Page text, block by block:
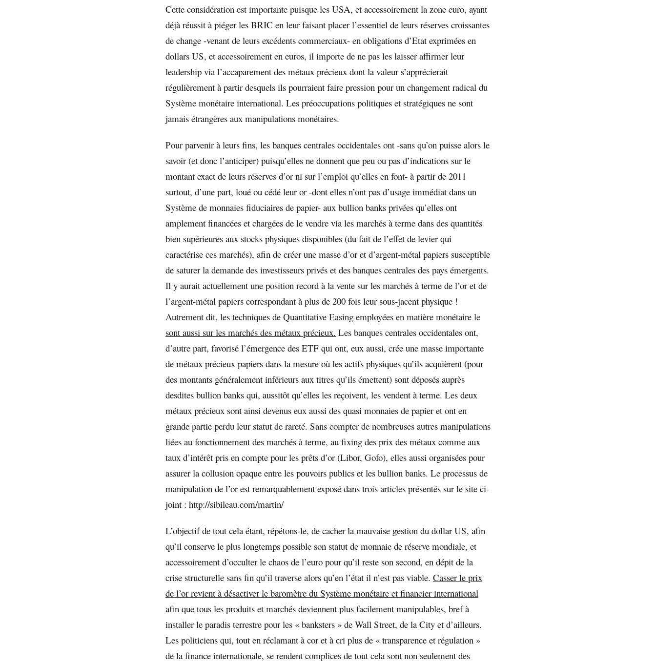
Cette considération est importante puisque les USA, et accessoirement la zone euro, ayant
déjà réussit à piéger les BRIC en leur faisant placer l’essentiel de leurs réserves croissantes
de change -venant de leurs excédents commerciaux- en obligations d’Etat exprimées en
dollars US, et accessoirement en euros, il importe de ne pas les laisser affirmer leur
leadership via l’accaparement des métaux précieux dont la valeur s’apprécierait
régulièrement à partir desquels ils pourraient faire pression pour un changement radical du
Système monétaire international. Les préoccupations politiques et stratégiques ne sont
jamais étrangères aux manipulations monétaires.
Pour parvenir à leurs fins, les banques centrales occidentales ont -sans qu’on puisse alors le
savoir (et donc l’anticiper) puisqu’elles ne donnent que peu ou pas d’indications sur le
montant exact de leurs réserves d’or ni sur l’emploi qu’elles en font- à partir de 2011
surtout, d’une part, loué ou cédé leur or -dont elles n’ont pas d’usage immédiat dans un
Système de monnaies fiduciaires de papier- aux bullion banks privées qu’elles ont
amplement financées et chargées de le vendre via les marchés à terme dans des quantités
bien supérieures aux stocks physiques disponibles (du fait de l’effet de levier qui
caractérise ces marchés), afin de créer une masse d’or et d’argent-métal papiers susceptible
de saturer la demande des investisseurs privés et des banques centrales des pays émergents.
Il y aurait actuellement une position record à la vente sur les marchés à terme de l’or et de
l’argent-métal papiers correspondant à plus de 200 fois leur sous-jacent physique !
Autrement dit, les techniques de Quantitative Easing employées en matière monétaire le
sont aussi sur les marchés des métaux précieux. Les banques centrales occidentales ont,
d’autre part, favorisé l’émergence des ETF qui ont, eux aussi, crée une masse importante
de métaux précieux papiers dans la mesure où les actifs physiques qu’ils acquièrent (pour
des montants généralement inférieurs aux titres qu’ils émettent) sont déposés auprès
desdites bullion banks qui, aussitôt qu’elles les reçoivent, les vendent à terme. Les deux
métaux précieux sont ainsi devenus eux aussi des quasi monnaies de papier et ont en
grande partie perdu leur statut de rareté. Sans compter de nombreuses autres manipulations
liées au fonctionnement des marchés à terme, au fixing des prix des métaux comme aux
taux d’intérêt pris en compte pour les prêts d’or (Libor, Gofo), elles aussi organisées pour
assurer la collusion opaque entre les pouvoirs publics et les bullion banks. Le processus de
manipulation de l’or est remarquablement exposé dans trois articles présentés sur le site ci-
joint : http://sibileau.com/martin/
L’objectif de tout cela étant, répétons-le, de cacher la mauvaise gestion du dollar US, afin
qu’il conserve le plus longtemps possible son statut de monnaie de réserve mondiale, et
accessoirement d’occulter le chaos de l’euro pour qu’il reste son second, en dépit de la
crise structurelle sans fin qu’il traverse alors qu’en l’état il n’est pas viable. Casser le prix
de l’or revient à désactiver le baromètre du Système monétaire et financier international
afin que tous les produits et marchés deviennent plus facilement manipulables, bref à
installer le paradis terrestre pour les « banksters » de Wall Street, de la City et d’ailleurs.
Les politiciens qui, tout en réclamant à cor et à cri plus de « transparence et régulation »
de la finance internationale, se rendent complices de tout cela sont non seulement des